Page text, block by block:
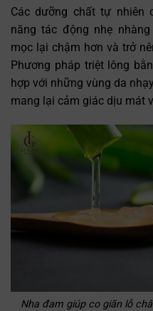
Các dưỡng chất tự nhiên
năng tác động nhẹ
mọc lại chậm hơn và trở
Phương pháp triệt lông
hợp với những vùng da
mang lại cảm giác dịu mát
Nha đam giúp co giãn lỗ